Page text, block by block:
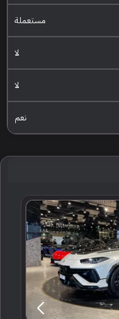
مستعملة
لا
لا
نعم